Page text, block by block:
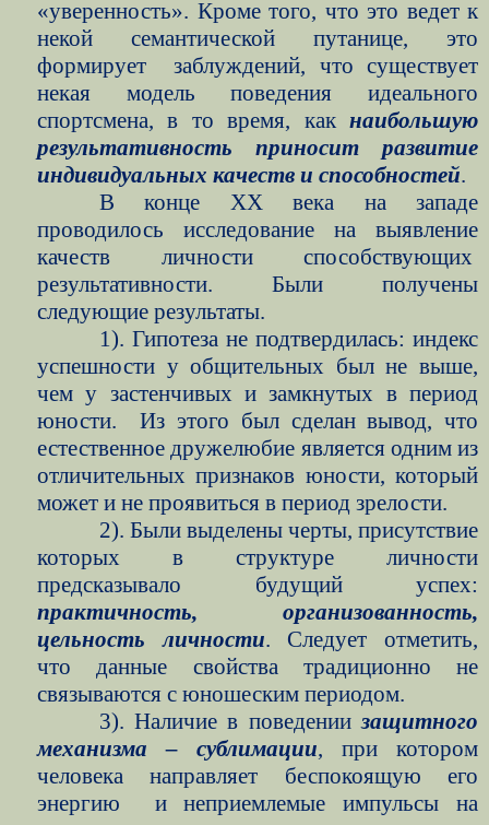
«уверенность». Кроме того, что это ведет к
некой семантической путанице, это
формирует
заблуждений, что существует
некая модель поведения идеального
спортсмена, в то время, как наибольшую
результативность приносит развитие
индивидуальных качеств и способностей.
В конце ХХ века на западе
проводилось исследование на выявление
качеств личности способствующих
результативности. Были получены
следующие результаты.
1). Гипотеза не подтвердилась: индекс
успешности у общительных был не выше,
чем у застенчивых и замкнутых в период
юности.
Из этого был сделан вывод, что
естественное дружелюбие является одним из
отличительных признаков юности, который
может и не проявиться в период зрелости.
2). Были выделены черты, присутствие
которых в структуре личности
предсказывало будущий успех:
практичность, организованность,
цельность личности. Следует отметить,
что данные свойства традиционно не
связываются с юношеским периодом.
3). Наличие в поведениизащитного
механизма – сублимации, при котором
человека направляет беспокоящую его
энергию
и неприемлемые импульсы на